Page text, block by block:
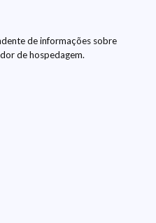
de informações sobre
de hospedagem.